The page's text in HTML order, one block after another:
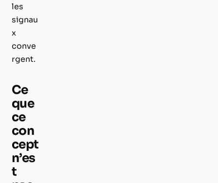
les
signau
x
conve
rgent.
Ce
que
ce
con
cept
n’es
t